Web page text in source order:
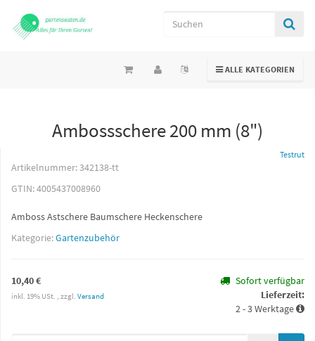
TOGGLE NAVIGATION
ALLE KATEGORIEN
Ambossschere 200 mm (8")
Testrut
Artikelnummer:342138-tt
GTIN:4005437008960
Amboss Astschere Baumschere Heckenschere
Kategorie:Gartenzubehör
10,40 €
inkl. 19% USt. , zzgl. Versand
Sofort verfügbar
Lieferzeit:
2 - 3 Werktage